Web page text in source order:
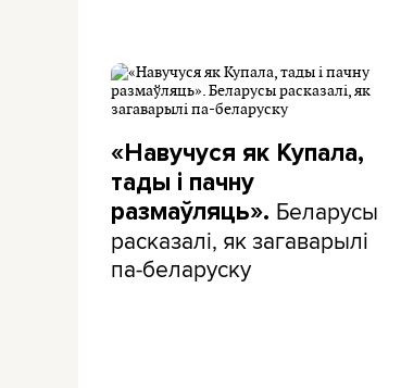
«Навучуся як Купала,
тады і пачну
размаўляць». Беларусы
расказалі, як загаварылі
па-беларуску